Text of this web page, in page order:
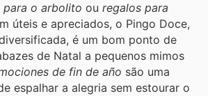
para o arbolito ou regalos para
úteis e apreciados, o Pingo Doce,
é um bom ponto de
de Natal a pequenos mimos
de fin de año são uma
espalhar a alegria sem estourar o